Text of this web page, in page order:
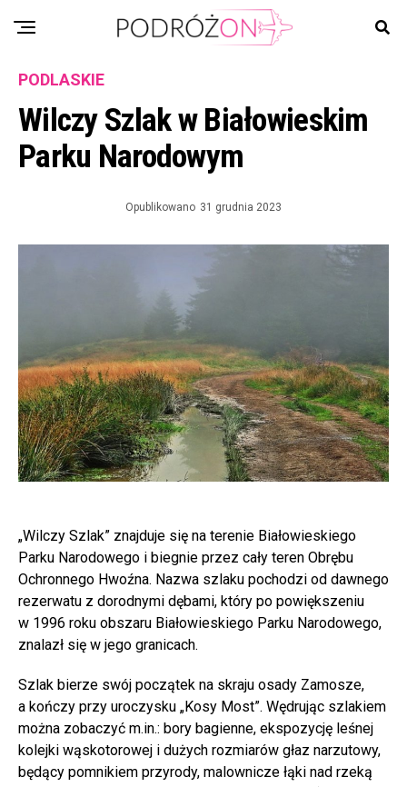
PODLASKIE
Wilczy Szlak w Białowieskim
Parku Narodowym
Opublikowano 31 grudnia 2023
„Wilczy Szlak” znajduje się na terenie Białowieskiego
Parku Narodowego i biegnie przez cały teren Obrębu
Ochronnego Hwoźna. Nazwa szlaku pochodzi od dawnego
rezerwatu z dorodnymi dębami, który po powiększeniu
w 1996 roku obszaru Białowieskiego Parku Narodowego,
znalazł się w jego granicach.
Szlak bierze swój początek na skraju osady Zamosze,
a kończy przy uroczysku „Kosy Most”. Wędrując szlakiem
można zobaczyć m.in.: bory bagienne, ekspozycję leśnej
kolejki wąskotorowej i dużych rozmiarów głaz narzutowy,
będący pomnikiem przyrody, malownicze łąki nad rzeką